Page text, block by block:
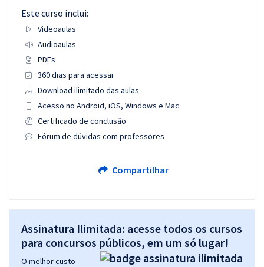
Este curso inclui:
Videoaulas
Audioaulas
PDFs
360 dias para acessar
Download ilimitado das aulas
Acesso no Android, iOS, Windows e Mac
Certificado de conclusão
Fórum de dúvidas com professores
Compartilhar
Assinatura Ilimitada: acesse todos os cursos
para concursos públicos, em um só lugar!
O melhor custo